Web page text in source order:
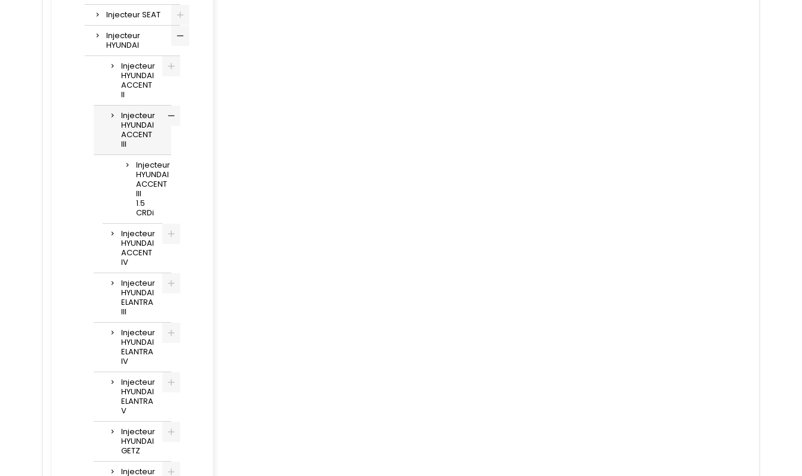
Injecteur SEAT
Injecteur
HYUNDAI
Injecteur
HYUNDAI
ACCENT
II
Injecteur
HYUNDAI
ACCENT
III
Injecteur
HYUNDAI
ACCENT
III
1.5
CRDi
Injecteur
HYUNDAI
ACCENT
IV
Injecteur
HYUNDAI
ELANTRA
III
Injecteur
HYUNDAI
ELANTRA
IV
Injecteur
HYUNDAI
ELANTRA
V
Injecteur
HYUNDAI
GETZ
Injecteur